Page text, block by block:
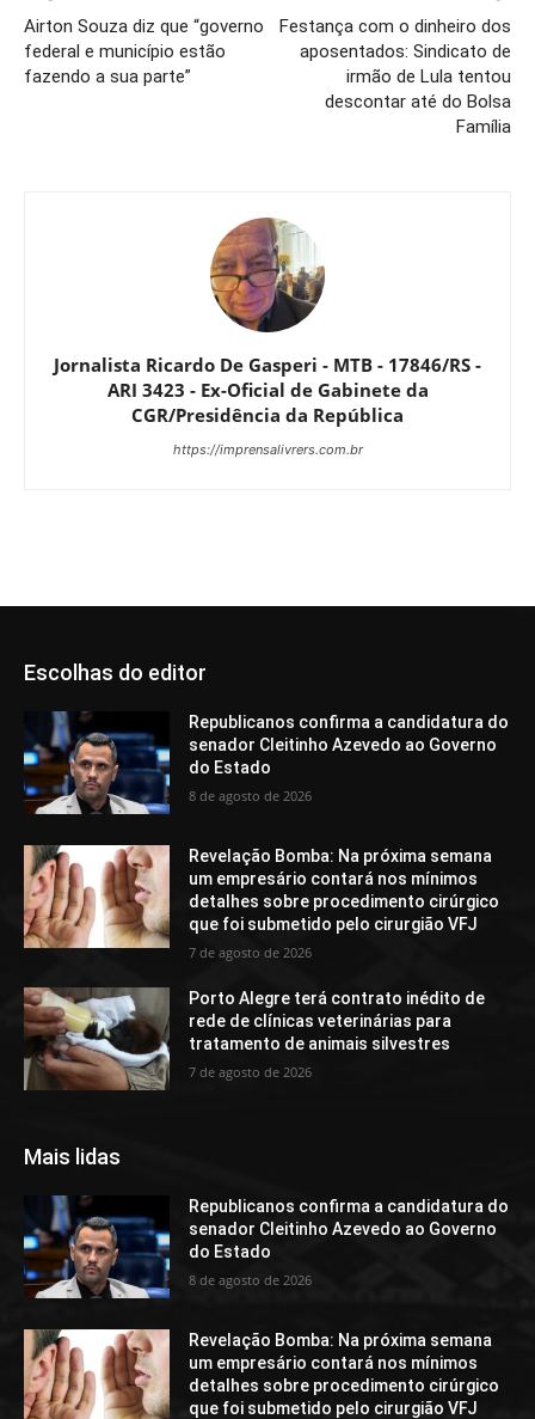
Airton Souza diz que “governo
federal e município estão
fazendo a sua parte”
Festança com o dinheiro dos
aposentados: Sindicato de
irmão de Lula tentou
descontar até do Bolsa
Família
Jornalista Ricardo De Gasperi - MTB - 17846/RS -
ARI 3423 - Ex-Oficial de Gabinete da
CGR/Presidência da República
https://imprensalivrers.com.br
Escolhas do editor
Republicanos confirma a candidatura do
senador Cleitinho Azevedo ao Governo
do Estado
8 de agosto de 2026
Revelação Bomba: Na próxima semana
um empresário contará nos mínimos
detalhes sobre procedimento cirúrgico
que foi submetido pelo cirurgião VFJ
7 de agosto de 2026
Porto Alegre terá contrato inédito de
rede de clínicas veterinárias para
tratamento de animais silvestres
7 de agosto de 2026
Mais lidas
Republicanos confirma a candidatura do
senador Cleitinho Azevedo ao Governo
do Estado
8 de agosto de 2026
Revelação Bomba: Na próxima semana
um empresário contará nos mínimos
detalhes sobre procedimento cirúrgico
que foi submetido pelo cirurgião VFJ